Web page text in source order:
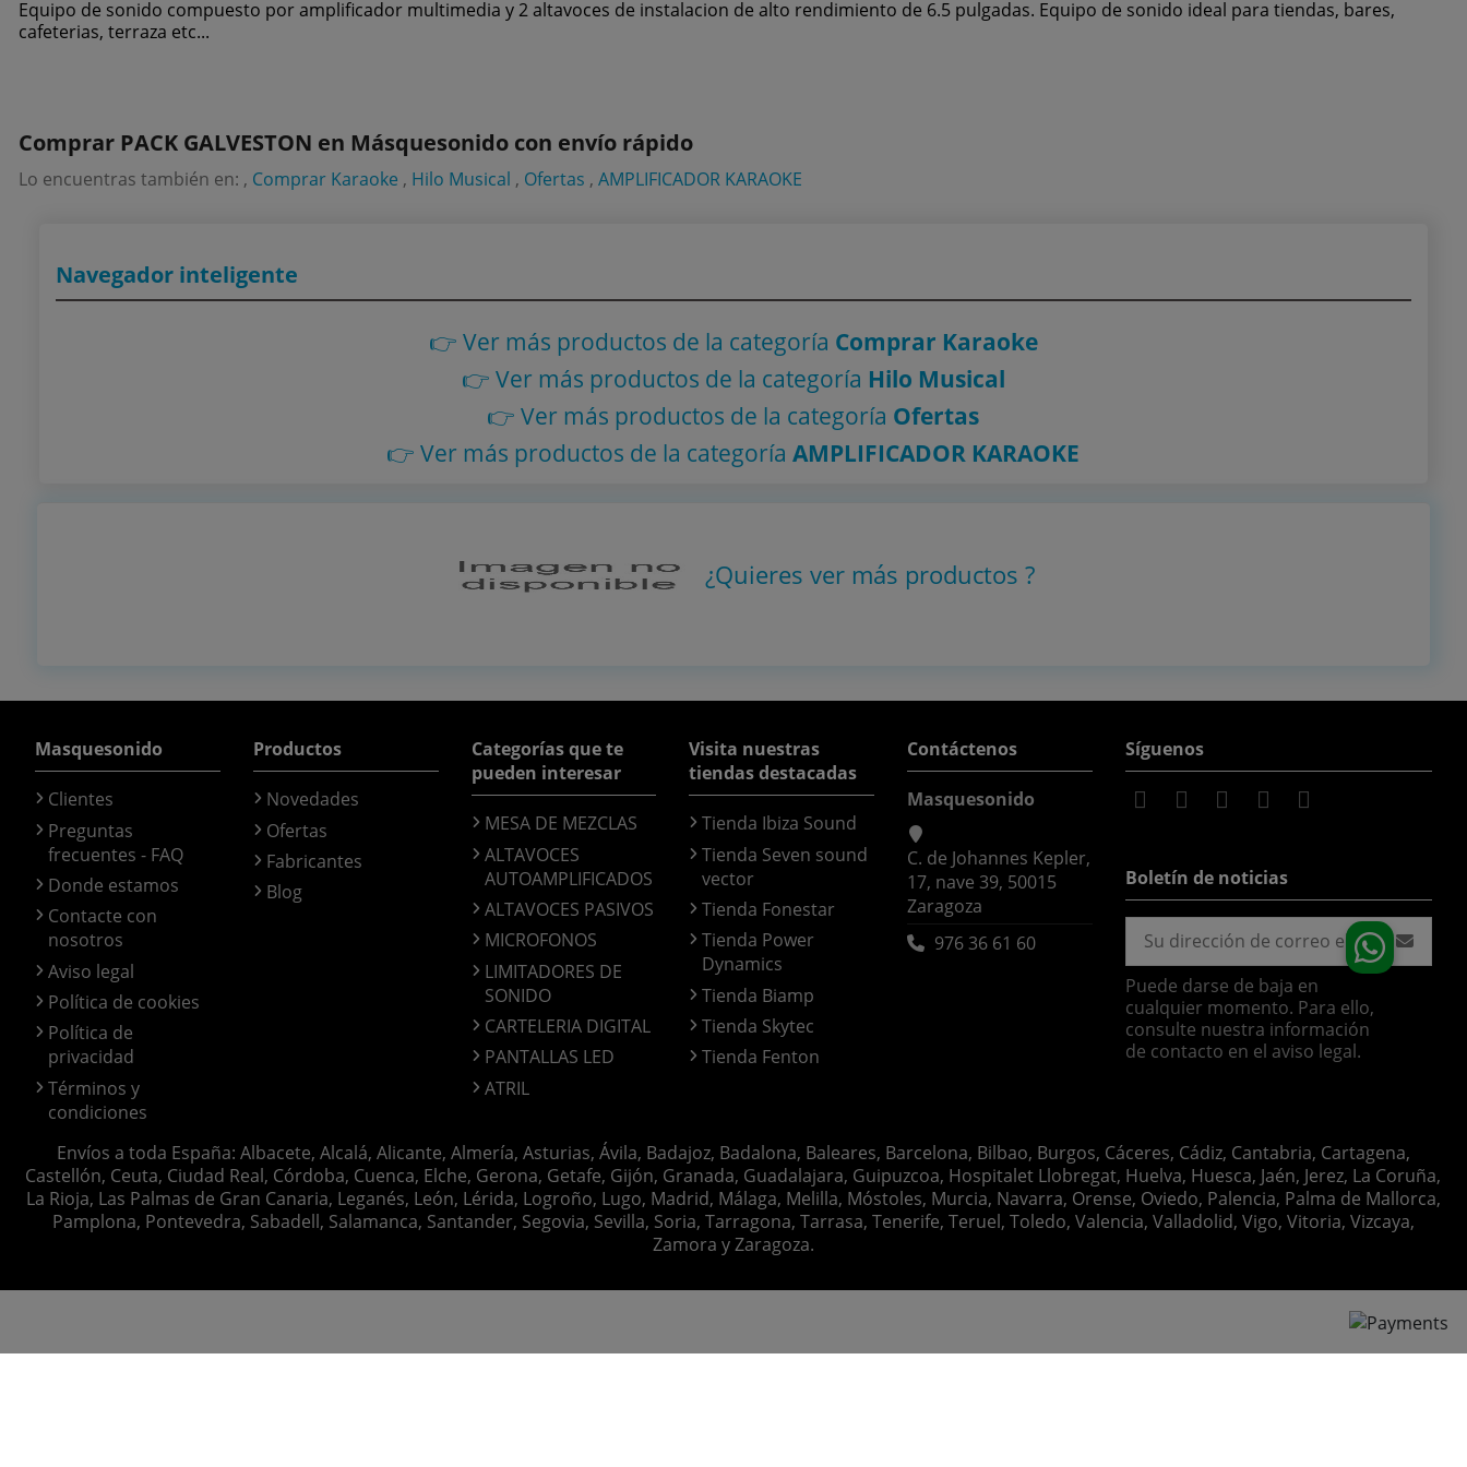
Equipo de sonido compuesto por amplificador multimedia y 2 altavoces de instalacion de alto rendimiento de 6.5 pulgadas. Equipo de sonido ideal para tiendas, bares,
cafeterias, terraza etc...
Comprar PACK GALVESTON en Másquesonido con envío rápido
Lo encuentras también en: , Comprar Karaoke , Hilo Musical , Ofertas , AMPLIFICADOR KARAOKE
Navegador inteligente
👉 Ver más productos de la categoría Comprar Karaoke
👉 Ver más productos de la categoría Hilo Musical
👉 Ver más productos de la categoría Ofertas
👉 Ver más productos de la categoríaAMPLIFICADOR KARAOKE
¿Quieres ver más productos ?
Masquesonido
Clientes
Preguntas
frecuentes - FAQ
Donde estamos
Contacte con
nosotros
Aviso legal
Política de cookies
Política de
privacidad
Términos y
condiciones
Productos
Novedades
Ofertas
Fabricantes
Blog
Categorías que te
pueden interesar
MESA DE MEZCLAS
ALTAVOCES
AUTOAMPLIFICADOS
ALTAVOCES PASIVOS
MICROFONOS
LIMITADORES DE
SONIDO
CARTELERIA DIGITAL
PANTALLAS LED
ATRIL
Visita nuestras
tiendas destacadas
Tienda Ibiza Sound
Tienda Seven sound
vector
Tienda Fonestar
Tienda Power
Dynamics
Tienda Biamp
Tienda Skytec
Tienda Fenton
Contáctenos
Masquesonido
C. de Johannes Kepler,
17, nave 39, 50015
Zaragoza
976 36 61 60
Síguenos
Boletín de noticias
Puede darse de baja en
cualquier momento. Para ello,
consulte nuestra información
de contacto en el aviso legal.
Envíos a toda España: Albacete, Alcalá, Alicante, Almería, Asturias, Ávila, Badajoz, Badalona, Baleares, Barcelona, Bilbao, Burgos, Cáceres, Cádiz, Cantabria, Cartagena,
Castellón, Ceuta, Ciudad Real, Córdoba, Cuenca, Elche, Gerona, Getafe, Gijón, Granada, Guadalajara, Guipuzcoa, Hospitalet Llobregat, Huelva, Huesca, Jaén, Jerez, La Coruña,
La Rioja, Las Palmas de Gran Canaria, Leganés, León, Lérida, Logroño, Lugo, Madrid, Málaga, Melilla, Móstoles, Murcia, Navarra, Orense, Oviedo, Palencia, Palma de Mallorca,
Pamplona, Pontevedra, Sabadell, Salamanca, Santander, Segovia, Sevilla, Soria, Tarragona, Tarrasa, Tenerife, Teruel, Toledo, Valencia, Valladolid, Vigo, Vitoria, Vizcaya,
Zamora y Zaragoza.